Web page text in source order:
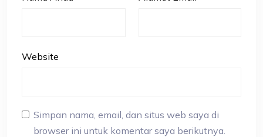
Website
Simpan nama, email, dan situs web saya di
browser ini untuk komentar saya berikutnya.